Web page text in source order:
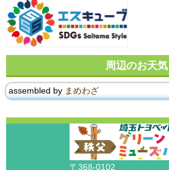
周辺のお天気
assembled by まめわざ
〒368-0102